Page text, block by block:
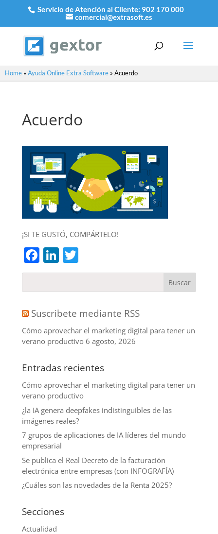
Servicio de Atención al Cliente: 902 170 000
comercial@extrasoft.es
Home » Ayuda Online Extra Software » Acuerdo
Acuerdo
¡SI TE GUSTÓ, COMPÁRTELO!
Facebook
LinkedIn
Twitter
Suscribete mediante RSS
Cómo aprovechar el marketing digital para tener un
verano productivo 6 agosto, 2026
Entradas recientes
Cómo aprovechar el marketing digital para tener un
verano productivo
¿la IA genera deepfakes indistinguibles de las
imágenes reales?
7 grupos de aplicaciones de IA líderes del mundo
empresarial
Se publica el Real Decreto de la facturación
electrónica entre empresas (con INFOGRAFÍA)
¿Cuáles son las novedades de la Renta 2025?
Secciones
Actualidad